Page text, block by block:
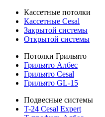
Кассетные потолки
Кассетные Cesal
Закрытой системы
Открытой системы
Потолки Грильято
Грильято Албес
Грильято Cesal
Грильято GL-15
Подвесные системы
T-24 Cesal Expert